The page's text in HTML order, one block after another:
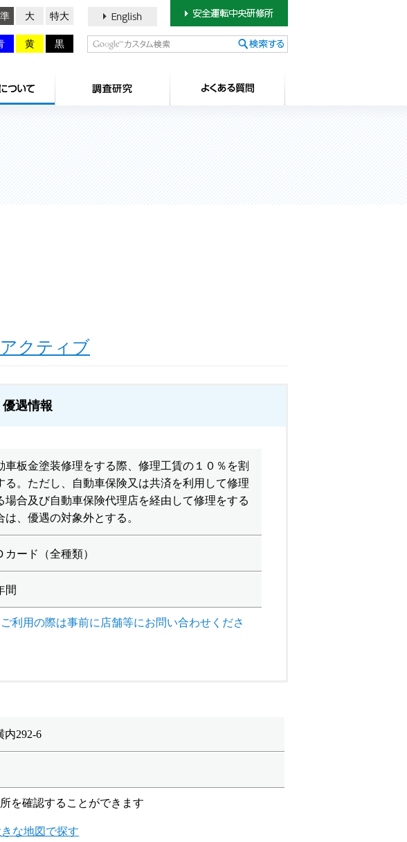
文字サイズ
大 特大
背景色
黄 黒
クティブ
優遇情報
車板金塗装修理をする際、修理工賃の１０％を割
る。ただし、自動車保険又は共済を利用して修理
場合及び自動車保険代理店を経由して修理をする
は、優遇の対象外とする。
カード（全種類）
間
利用の際は事前に店舗等にお問い合わせくださ
内292-6
を確認することができます
な地図で探す